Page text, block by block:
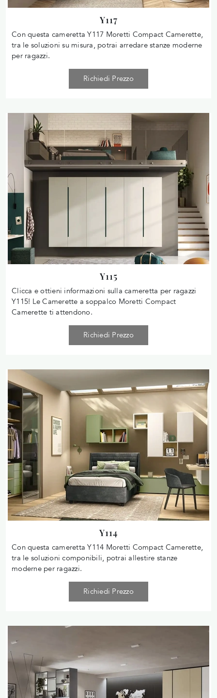
Y117
Con questa cameretta Y117 Moretti Compact Camerette,
tra le soluzioni su misura, potrai arredare stanze moderne
per ragazzi.
Richiedi Prezzo
Y115
Clicca e ottieni informazioni sulla cameretta per ragazzi
Y115! Le Camerette a soppalco Moretti Compact
Camerette ti attendono.
Richiedi Prezzo
Y114
Con questa cameretta Y114 Moretti Compact Camerette,
tra le soluzioni componibili, potrai allestire stanze
moderne per ragazzi.
Richiedi Prezzo